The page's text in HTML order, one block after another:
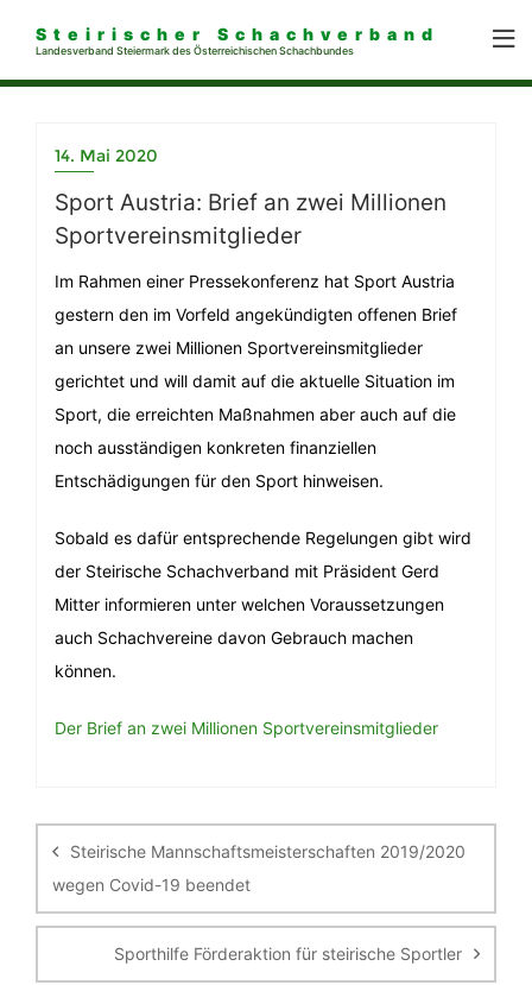
Steirischer Schachverband
Landesverband Steiermark des Österreichischen Schachbundes
14. Mai 2020
Sport Austria: Brief an zwei Millionen
Sportvereinsmitglieder
Im Rahmen einer Pressekonferenz hat Sport Austria
gestern den im Vorfeld angekündigten offenen Brief
an unsere zwei Millionen Sportvereinsmitglieder
gerichtet und will damit auf die aktuelle Situation im
Sport, die erreichten Maßnahmen aber auch auf die
noch ausständigen konkreten finanziellen
Entschädigungen für den Sport hinweisen.
Sobald es dafür entsprechende Regelungen gibt wird
der Steirische Schachverband mit Präsident Gerd
Mitter informieren unter welchen Voraussetzungen
auch Schachvereine davon Gebrauch machen
können.
Der Brief an zwei Millionen Sportvereinsmitglieder
Steirische Mannschaftsmeisterschaften 2019/2020
wegen Covid-19 beendet
Sporthilfe Förderaktion für steirische Sportler